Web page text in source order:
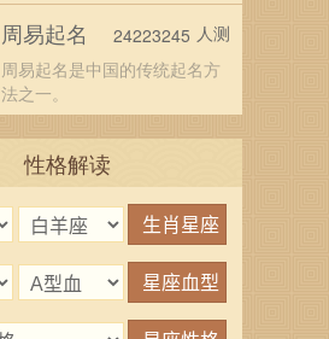
周易起名
周易起名是中国的传统起名方
法之一。
24223245 人测
性格解读